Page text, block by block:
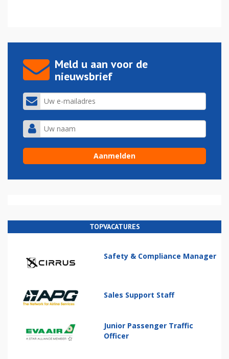
Meld u aan voor de
nieuwsbrief
TOPVACATURES
Safety & Compliance Manager
Sales Support Staff
Junior Passenger Traffic
Officer